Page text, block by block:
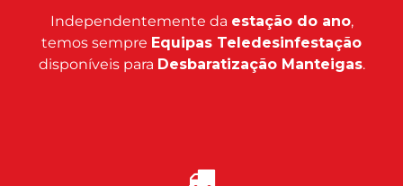
Independentemente da estação do ano,
temos sempre Equipas Teledesinfestação
disponíveis para Desbaratização Manteigas.